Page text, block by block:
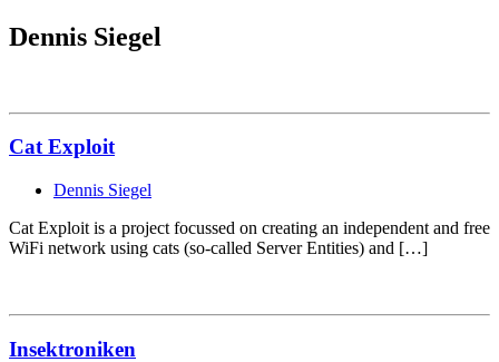
Dennis Siegel
Cat Exploit
Dennis Siegel
Cat Exploit is a project focussed on creating an independent and free
WiFi network using cats (so-called Server Entities) and […]
Insektroniken